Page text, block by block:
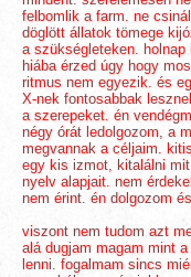
felbomlik a farm. ne
döglött állatok tömege
a szükségleteken.
hiába érzed úgy hogy
ritmus nem egyezik. és
X-nek fontosabbak
a szerepeket. én
négy órát ledolgozom, a
megvannak a céljaim.
egy kis izmot, kitalálni
nyelv alapjait. nem
nem érint. én dolgozom
viszont nem tudom azt
alá dugjam magam mint
lenni. fogalmam sincs